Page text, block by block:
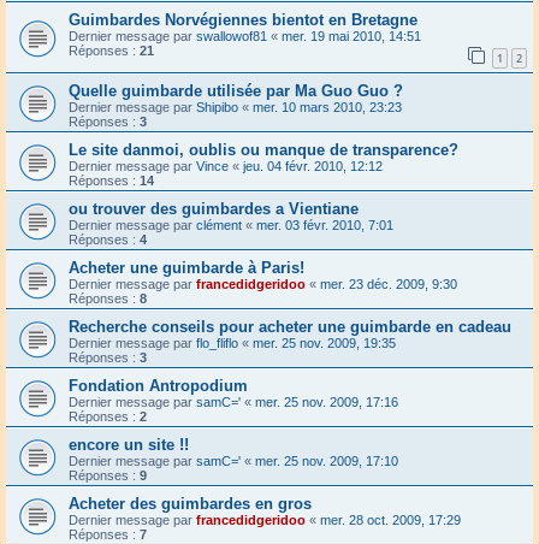
Guimbardes Norvégiennes bientot en Bretagne
Dernier message par swallowof81 « mer. 19 mai 2010, 14:51
Réponses : 21 1 2
Quelle guimbarde utilisée par Ma Guo Guo ?
Dernier message par Shipibo « mer. 10 mars 2010, 23:23
Réponses : 3
Le site danmoi, oublis ou manque de transparence?
Dernier message par Vince « jeu. 04 févr. 2010, 12:12
Réponses : 14
ou trouver des guimbardes a Vientiane
Dernier message par clément « mer. 03 févr. 2010, 7:01
Réponses : 4
Acheter une guimbarde à Paris!
Dernier message par francedidgeridoo « mer. 23 déc. 2009, 9:30
Réponses : 8
Recherche conseils pour acheter une guimbarde en cadeau
Dernier message par flo_fliflo « mer. 25 nov. 2009, 19:35
Réponses : 3
Fondation Antropodium
Dernier message par samC=' « mer. 25 nov. 2009, 17:16
Réponses : 2
encore un site !!
Dernier message par samC=' « mer. 25 nov. 2009, 17:10
Réponses : 9
Acheter des guimbardes en gros
Dernier message par francedidgeridoo « mer. 28 oct. 2009, 17:29
Réponses : 7